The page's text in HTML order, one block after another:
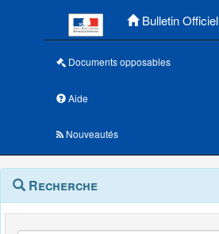
Bulletin Officiel
Documents opposables
Aide
Nouveautés
Navigation
outils
Menu
contextuel
Recherche